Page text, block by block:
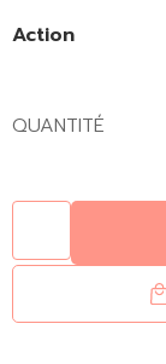
Action
QUANTITÉ